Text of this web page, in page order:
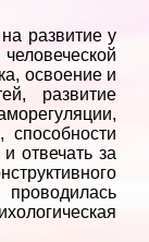
развитие у
освоение и
развитие
отвечать за